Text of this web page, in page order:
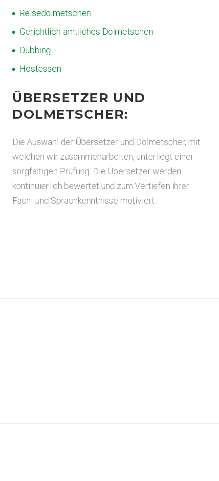
Reisedolmetschen
Gerichtlich-amtliches Dolmetschen
Dubbing
Hostessen
ÜBERSETZER UND
DOLMETSCHER:
Die Auswahl der Übersetzer und Dolmetscher, mit
welchen wir zusammenarbeiten, unterliegt einer
sorgfältigen Prüfung. Die Übersetzer werden
kontinuierlich bewertet und zum Vertiefen ihrer
Fach- und Sprachkenntnisse motiviert.